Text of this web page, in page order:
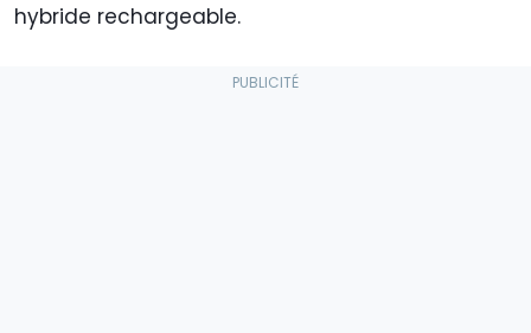
hybride rechargeable.